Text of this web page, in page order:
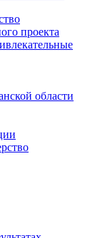
проекта
области